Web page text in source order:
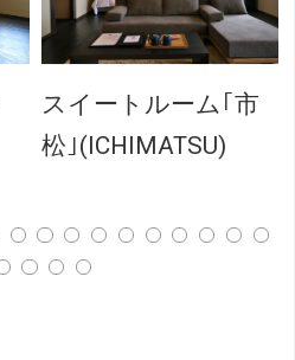
スイートルーム｢市
松｣(ICHIMATSU)